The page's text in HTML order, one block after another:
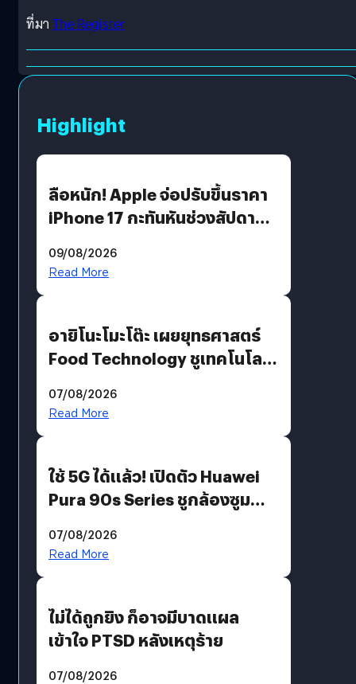
ที่มาThe Register
Highlight
ลือหนัก! Apple จ่อปรับขึ้นราคา
iPhone 17 กะทันหันช่วงสัปดาห์ที่
09/08/2026
Read More
อายิโนะโมะโต๊ะ เผยยุทธศาสตร์
Food Technology ชูเทคโนโลยี
บริโภคและ B2B
07/08/2026
Read More
ใช้ 5G ได้แล้ว! เปิดตัว Huawei
Pura 90s Series ชูกล้องซูม
07/08/2026
Read More
ไม่ได้ถูกยิง ก็อาจมีบาดแผล
เข้าใจ PTSD หลังเหตุร้าย
07/08/2026